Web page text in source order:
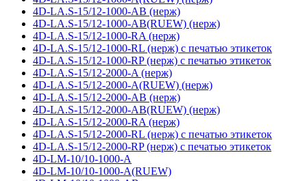
4D-LA.S-15/12-1000-AB (нерж)
4D-LA.S-15/12-1000-AB(RUEW) (нерж)
4D-LA.S-15/12-1000-RA (нерж)
4D-LA.S-15/12-1000-RL (нерж) с печатью этикеток
4D-LA.S-15/12-1000-RP (нерж) с печатью этикеток
4D-LA.S-15/12-2000-A (нерж)
4D-LA.S-15/12-2000-A(RUEW) (нерж)
4D-LA.S-15/12-2000-AB (нерж)
4D-LA.S-15/12-2000-AB(RUEW) (нерж)
4D-LA.S-15/12-2000-RA (нерж)
4D-LA.S-15/12-2000-RL (нерж) с печатью этикеток
4D-LA.S-15/12-2000-RP (нерж) с печатью этикеток
4D-LM-10/10-1000-A
4D-LM-10/10-1000-A(RUEW)